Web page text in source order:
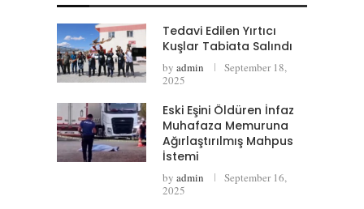
Tedavi Edilen Yırtıcı
Kuşlar Tabiata Salındı
by admin
September 18,
2025
Eski Eşini Öldüren İnfaz
Muhafaza Memuruna
Ağırlaştırılmış Mahpus
İstemi
by admin
September 16,
2025